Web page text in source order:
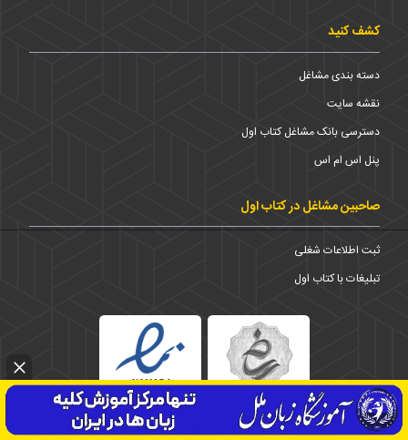
کشف کنید
دسته بندی مشاغل
نقشه سایت
دسترسی بانک مشاغل کتاب اول
پنل اس ام اس
صاحبین مشاغل در کتاب اول
ثبت اطلاعات شغلی
تبلیغات با کتاب اول